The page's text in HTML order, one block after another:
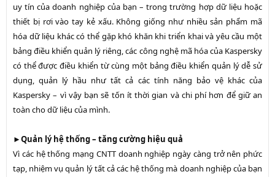
uy tín của doanh nghiệp của bạn – trong trường hợp dữ liệu hoặc
thiết bị rơi vào tay kẻ xấu. Không giống như nhiều sản phẩm mã
hóa dữ liệu khác có thể gặp khó khăn khi triển khai và yêu cầu một
bảng điều khiển quản lý riêng, các công nghệ mã hóa của Kaspersky
có thể được điều khiển từ cùng một bảng điều khiển quản lý dễ sử
dụng, quản lý hầu như tất cả các tính năng bảo vệ khác của
Kaspersky – vì vậy bạn sẽ tốn ít thời gian và chi phí hơn để giữ an
toàn cho dữ liệu của mình.
►Quản lý hệ thống – tăng cường hiệu quả
Vì các hệ thống mạng CNTT doanh nghiệp ngày càng trở nên phức
tạp, nhiệm vụ quản lý tất cả các hệ thống mà doanh nghiệp của bạn